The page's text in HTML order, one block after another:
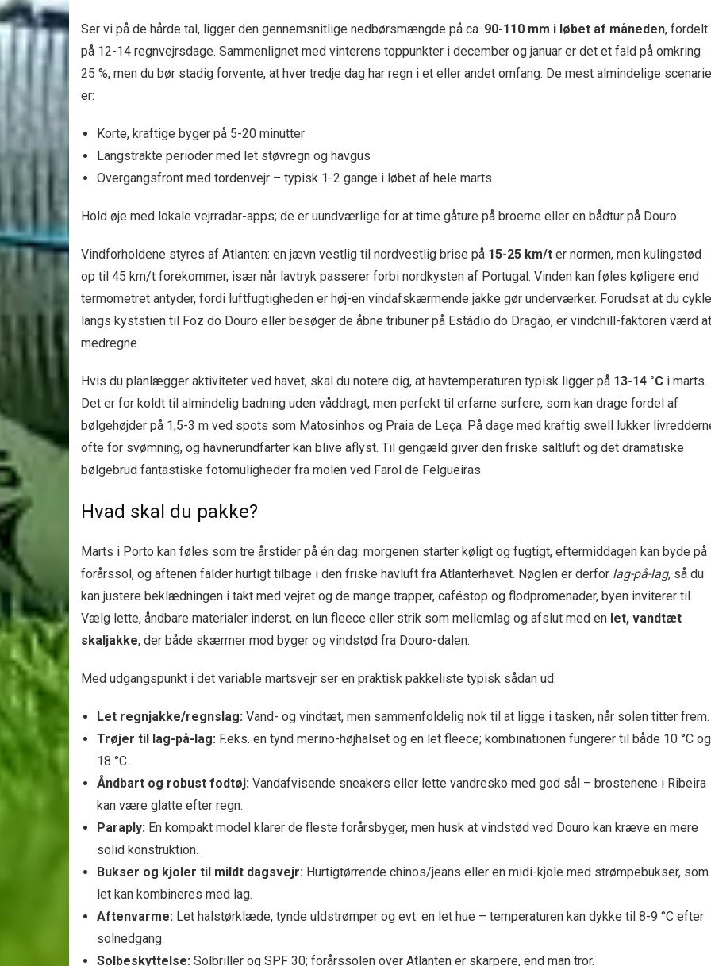
Ser vi på de hårde tal, ligger den gennemsnitlige nedbørsmængde på ca. 90-110 mm i løbet af måneden, fordelt
på 12-14 regnvejrsdage. Sammenlignet med vinterens toppunkter i december og januar er det et fald på omkring
25 %, men du bør stadig forvente, at hver tredje dag har regn i et eller andet omfang. De mest almindelige
er:
Korte, kraftige byger på 5-20 minutter
Langstrakte perioder med let støvregn og havgus
Overgangsfront med tordenvejr – typisk 1-2 gange i løbet af hele marts
Hold øje med lokale vejrradar-apps; de er uundværlige for at time gåture på broerne eller en bådtur på Douro.
Vindforholdene styres af Atlanten: en jævn vestlig til nordvestlig brise på 15-25 km/t er normen, men kulingstød
op til 45 km/t forekommer, især når lavtryk passerer forbi nordkysten af Portugal. Vinden kan føles køligere end
termometret antyder, fordi luftfugtigheden er høj-en vindafskærmende jakke gør underværker. Forudsat at du
langs kyststien til Foz do Douro eller besøger de åbne tribuner på Estádio do Dragão, er vindchill-faktoren værd at
medregne.
Hvis du planlægger aktiviteter ved havet, skal du notere dig, at havtemperaturen typisk ligger på 13-14 °C i marts.
Det er for koldt til almindelig badning uden våddragt, men perfekt til erfarne surfere, som kan drage fordel af
bølgehøjder på 1,5-3 m ved spots som Matosinhos og Praia de Leça. På dage med kraftig swell lukker
ofte for svømning, og havnerundfarter kan blive aflyst. Til gengæld giver den friske saltluft og det dramatiske
bølgebrud fantastiske fotomuligheder fra molen ved Farol de Felgueiras.
Hvad skal du pakke?
Marts i Porto kan føles som tre årstider på én dag: morgenen starter køligt og fugtigt, eftermiddagen kan byde på
forårs­sol, og aftenen falder hurtigt tilbage i den friske havluft fra Atlanterhavet. Nøglen er derfor lag-på-lag, så du
kan justere beklædningen i takt med vejret og de mange trapper, caféstop og flodpromenader, byen inviterer til.
Vælg lette, åndbare materialer inderst, en lun fleece eller strik som mellem­lag og afslut med en let, vandtæt
skaljakke, der både skærmer mod byger og vindstød fra Douro-dalen.
Med udgangspunkt i det variable martsvejr ser en praktisk pakkeliste typisk sådan ud:
Let regnjakke/regnslag: Vand- og vindtæt, men sammenfoldelig nok til at ligge i tasken, når solen titter frem.
Trøjer til lag-på-lag: F.eks. en tynd merino-højhalset og en let fleece; kombinationen fungerer til både 10 °C og
18 °C.
Åndbart og robust fodtøj: Vandafvisende sneakers eller lette vandresko med god sål – brostenene i Ribeira
kan være glatte efter regn.
Paraply: En kompakt model klarer de fleste forårs­byger, men husk at vindstød ved Douro kan kræve en mere
solid konstruktion.
Bukser og kjoler til mildt dagsvejr: Hurtigtørrende chinos/jeans eller en midi-kjole med strømpebukser, som
let kan kombineres med lag.
Aftenvarme: Let halstørklæde, tynde uldstrømper og evt. en let hue – temperaturen kan dykke til 8-9 °C efter
solnedgang.
Solbeskyttelse: Solbriller og SPF 30; forårs­solen over Atlanten er skarpere, end man tror.